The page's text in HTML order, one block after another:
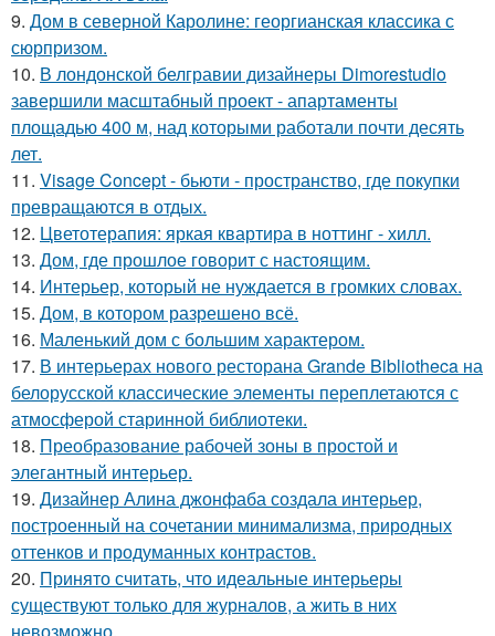
9. Дом в северной Каролине: георгианская классика с
сюрпризом.
10. В лондонской белгравии дизайнеры Dimorestudio
завершили масштабный проект - апартаменты
площадью 400 м, над которыми работали почти десять
лет.
11. Visage Concept - бьюти - пространство, где покупки
превращаются в отдых.
12. Цветотерапия: яркая квартира в ноттинг - хилл.
13. Дом, где прошлое говорит с настоящим.
14. Интерьер, который не нуждается в громких словах.
15. Дом, в котором разрешено всё.
16. Маленький дом с большим характером.
17. В интерьерах нового ресторана Grande Bibliotheca на
белорусской классические элементы переплетаются с
атмосферой старинной библиотеки.
18. Преобразование рабочей зоны в простой и
элегантный интерьер.
19. Дизайнер Алина джонфаба создала интерьер,
построенный на сочетании минимализма, природных
оттенков и продуманных контрастов.
20. Принято считать, что идеальные интерьеры
существуют только для журналов, а жить в них